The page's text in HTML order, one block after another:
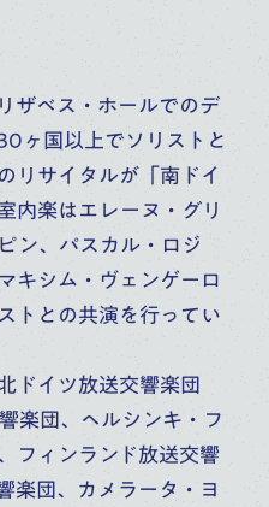
有吉 亮治
高校 大学
大学・大学院（修士）
大学・大学院（博士）
ザベス・ホールでのデ
ヶ国以上でソリストと
リサイタルが「南ドイ
内楽はエレーヌ・グリ
ン、パスカル・ロジ
キシム・ヴェンゲーロ
トとの共演を行ってい
ドイツ放送交響楽団
楽団、ヘルシンキ・フ
フィンランド放送交響
楽団、カメラータ・ヨ